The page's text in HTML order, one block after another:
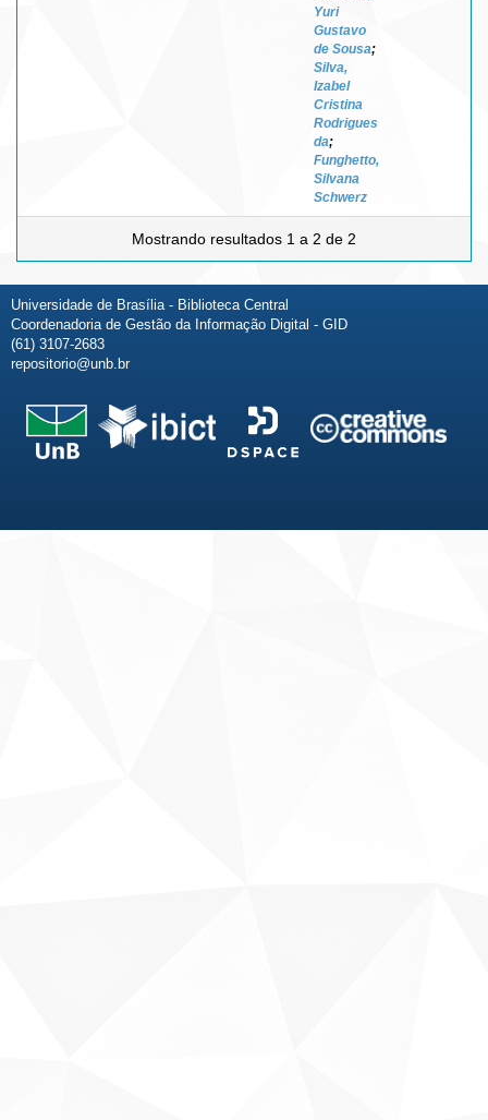
Yuri
Gustavo
de Sousa;
Silva,
Izabel
Cristina
Rodrigues
da;
Funghetto,
Silvana
Schwerz
Mostrando resultados 1 a 2 de 2
Universidade de Brasília - Biblioteca Central
Coordenadoria de Gestão da Informação Digital - GID
(61) 3107-2683
repositorio@unb.br